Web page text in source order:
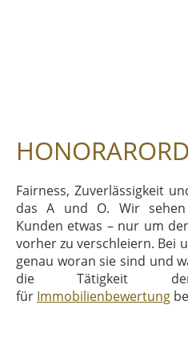
Fairness, Zuverlässigkeit
das A und O. Wir
Kunden etwas – nur um
vorher zu verschleiern. Bei
genau woran sie sind und
die Tätigkeit der
für Immobilienbewertung